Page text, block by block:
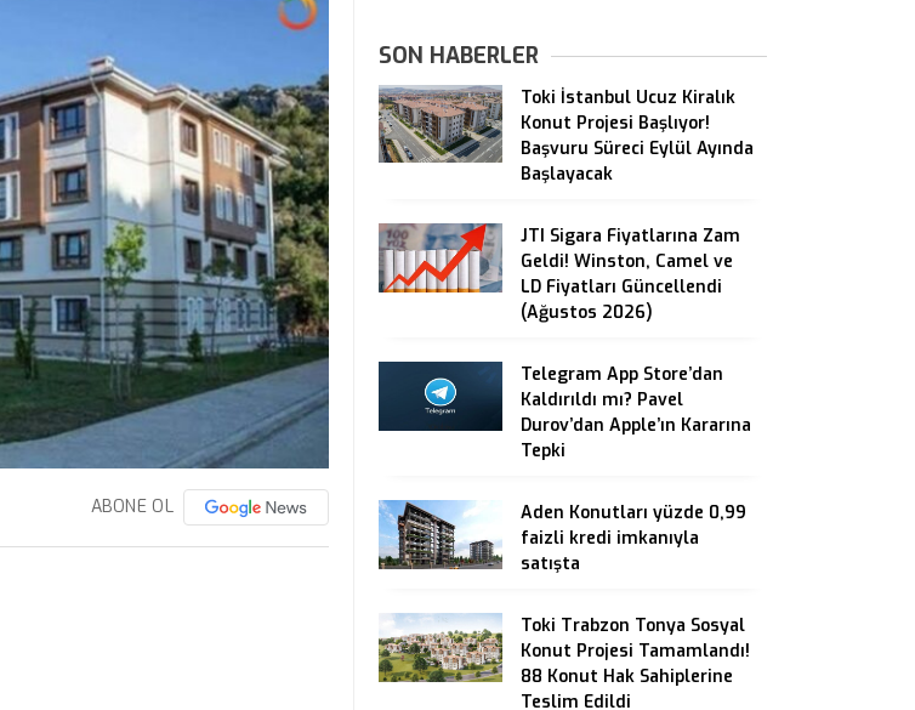
ABONE OL
SON HABERLER
Toki İstanbul Ucuz Kiralık
Konut Projesi Başlıyor!
Başvuru Süreci Eylül Ayında
Başlayacak
JTI Sigara Fiyatlarına Zam
Geldi! Winston, Camel ve
LD Fiyatları Güncellendi
(Ağustos 2026)
Telegram App Store’dan
Kaldırıldı mı? Pavel
Durov’dan Apple’ın Kararına
Tepki
Aden Konutları yüzde 0,99
faizli kredi imkanıyla
satışta
Toki Trabzon Tonya Sosyal
Konut Projesi Tamamlandı!
88 Konut Hak Sahiplerine
Teslim Edildi